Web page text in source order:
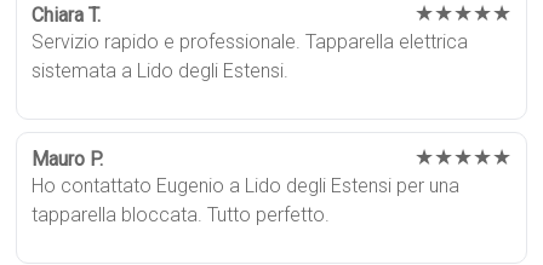
Chiara T. ★★★★★
Servizio rapido e professionale. Tapparella elettrica
sistemata a Lido degli Estensi.
Mauro P. ★★★★★
Ho contattato Eugenio a Lido degli Estensi per una
tapparella bloccata. Tutto perfetto.